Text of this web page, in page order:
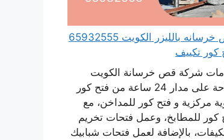
قص خرسانه بالليزر الكويت 65932555
كور تكييف
شركة قص خرسانة الكويت
متاحة على مدار 24 ساعة من فتح كور
مركزية و فتح كور للمداخن، مع
كور للمطابخ، وعمل فتحات تخريم
بالإضافة لعمل فتحات شبابيك